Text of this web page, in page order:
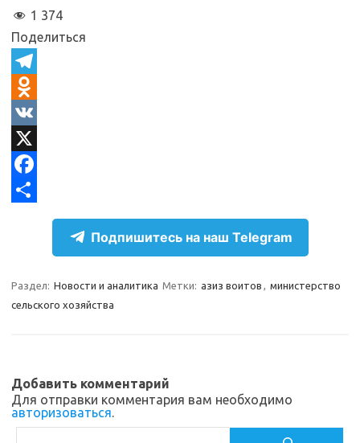
1 374
Поделиться
T
e
e
g
O
d
n
o
s
k
i
V
KX
F
bр
т
ь
Подпишитесь на наш Telegram
Раздел: Новости и аналитика Метки: азиз воитов , министерство
сельского хозяйства
Добавить комментарий
Для отправки комментария вам необходимо
авторизоваться.